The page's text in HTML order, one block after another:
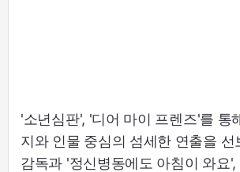
'소년심판', '디어 마이 프렌즈'를 통
지와 인물 중심의 섬세한 연출을 선
감독과 '정신병동에도 아침이 와요​